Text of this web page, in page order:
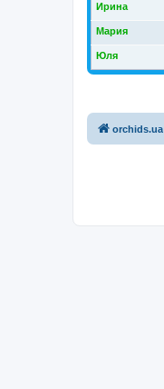
Ирина
Мария
Юля
orchids.ua